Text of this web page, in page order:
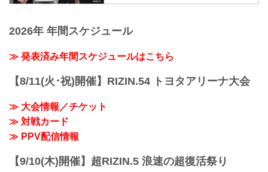
トとして、RIZINファイターの大雅が登
榊原信行CEOとRIZINアンバサダーのく
るみに呼び込まれて大雅が登場し、ライ
ブ配信がスタート。MCの2人とともに番
組を盛り上げた。
まだむちゃくちゃ若いんだな」と驚きの
声を上げた。...
2026年 年間スケジュール
≫ 発表済み年間スケジュールはこちら
【8/11(火･祝)開催】RIZIN.54 トヨタアリーナ大会
≫ 大会情報／チケット
≫ 対戦カード
≫ PPV配信情報
【9/10(木)開催】超RIZIN.5 浪速の超復活祭り